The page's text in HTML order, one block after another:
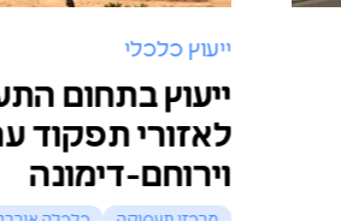
ייעוץ כלכלי
ייעוץ בתחום
לאזורי תפקוד ערד-
וירוחם-דימונה